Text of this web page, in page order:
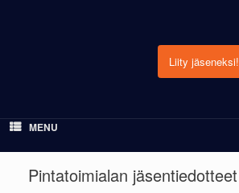
Liity jäseneksi!
MENU
Pintatoimialan jäsentiedotteet